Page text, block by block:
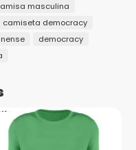
Adulto
55
5
*
masculina
camiseta democracy
democracy